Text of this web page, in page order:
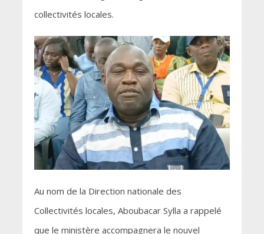
collectivités locales.
Au nom de la Direction nationale des
Collectivités locales, Aboubacar Sylla a rappelé
que le ministère accompagnera le nouvel